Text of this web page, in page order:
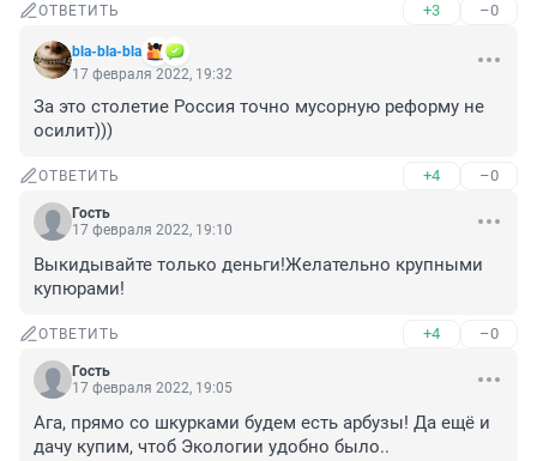
ОТВЕТИТЬ +3 –0
bla-bla-bla
17 февраля 2022, 19:32
За это столетие Россия точно мусорную реформу не
осилит)))
ОТВЕТИТЬ +4 –0
Гость
17 февраля 2022, 19:10
Выкидывайте только деньги!Желательно крупными
купюрами!
ОТВЕТИТЬ +4 –0
Гость
17 февраля 2022, 19:05
Ага, прямо со шкурками будем есть арбузы! Да ещё и
дачу купим, чтоб Экологии удобно было..